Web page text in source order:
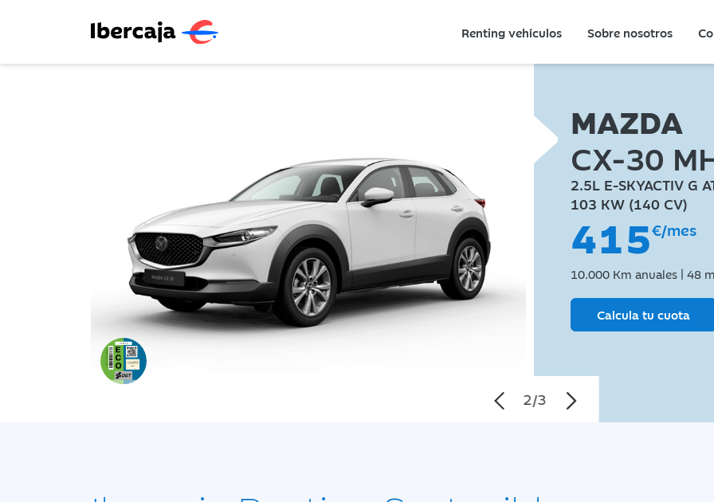
Renting vehículos Sobre nosotros
KIA
NIRO 1.6
102 KW (138 CV)
414€/mes
10.000 Km anuales | 48
Calcula tu cuota
MAZDA
CX-30
2.5L E-SKYACTIV G
103 KW (140 CV)
415€/mes
10.000 Km anuales | 48
Calcula tu cuota
GLA 250
AMG LINE
160 KW (218 CV)
629€/mes
10.000 Km anuales | 48
Calcula tu cuota
2/3